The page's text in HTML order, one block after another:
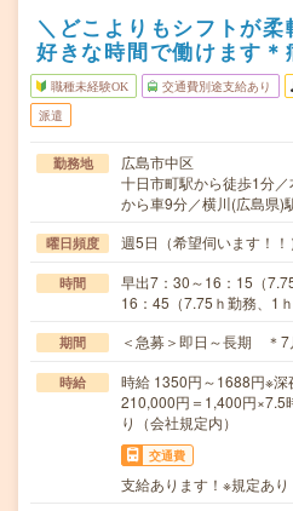
＼どこよりもシフトが
好きな時間で働けます＊
職種未経験OK 交通費別途支給あり
派遣
勤務地
広島市中区
十日市町駅から徒歩1分
から車9分／横川(広島県)
曜日頻度 週5日（希望伺います！！
時間
早出7：30～16：15（
16：45（7.75ｈ勤務、1
期間 ＜急募＞即日～長期 ＊7
時給
時給 1350円～1688円※
210,000円＝1,400円
り（会社規定内）
交通費
支給あります！※規定あり